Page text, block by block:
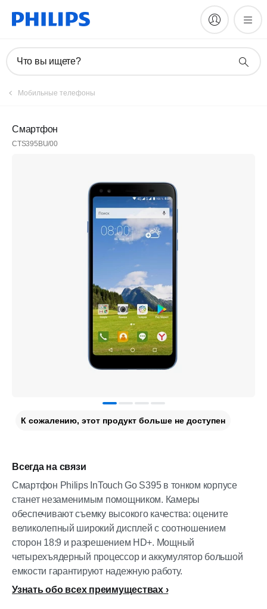
Что вы ищете?
Мобильные телефоны
Смартфон
CTS395BU/00
Всегда на связи
Смартфон Philips InTouch Go S395 в тонком корпусе
станет незаменимым помощником. Камеры
обеспечивают съемку высокого качества: оцените
великолепный широкий дисплей с соотношением
сторон 18:9 и разрешением HD+. Мощный
четырехъядерный процессор и аккумулятор большой
емкости гарантируют надежную работу.
Узнать обо всех преимуществах
К сожалению, этот продукт больше не доступен